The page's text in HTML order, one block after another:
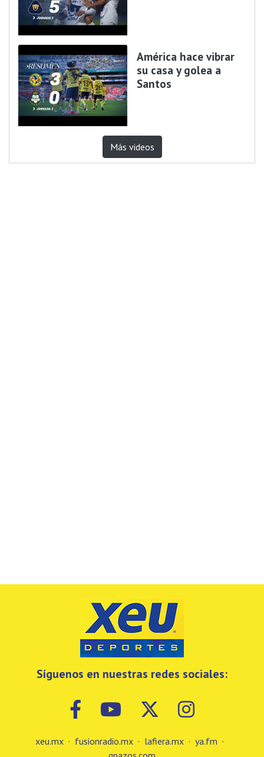
América hace vibrar
su casa y golea a
Santos
Más videos
Síguenos en nuestras redes sociales:
xeu.mx · fusionradio.mx · lafiera.mx · ya.fm ·